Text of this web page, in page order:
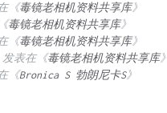
《毒镜老相机资料共享库》
毒镜老相机资料共享库》
《毒镜老相机资料共享库》
发表在《毒镜老相机资料共享库》
《Bronica S 勃朗尼卡S》